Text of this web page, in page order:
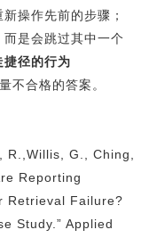
操作先前的步骤；
是会跳过其中一个
捷径的行为
不合格的答案。
G., Ching,
Reporting
Retrieval Failure?
Study.” Applied